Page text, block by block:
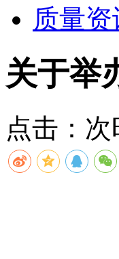
质量资
关于举
点击： 次